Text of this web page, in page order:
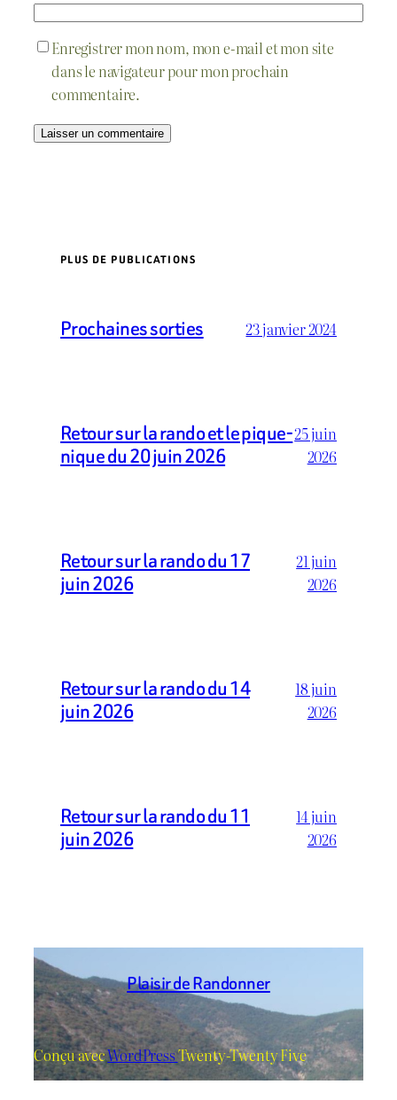
Enregistrer mon nom, mon e-mail et mon site
dans le navigateur pour mon prochain
commentaire.
PLUS DE PUBLICATIONS
Prochaines sorties 23 janvier 2024
Retour sur la rando et le pique-
nique du 20 juin 2026
25 juin
2026
Retour sur la rando du 17
juin 2026
21 juin
2026
Retour sur la rando du 14
juin 2026
18 juin
2026
Retour sur la rando du 11
juin 2026
14 juin
2026
Plaisir de Randonner
Conçu avecWordPressTwenty-Twenty Five